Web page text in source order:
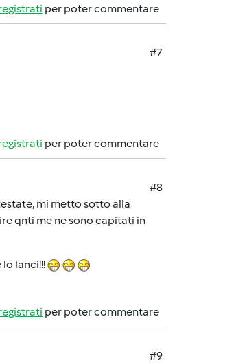
per poter commentare
#7
per poter commentare
#8
mi metto sotto alla
qnti me ne sono capitati in
lanci!!!
per poter commentare
#9